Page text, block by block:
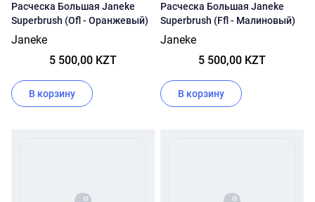
Расческа Большая Janeke
Superbrush (Ofl - Оранжевый)
Janeke
5 500,00 KZT
В корзину
Расческа Большая Janeke
Superbrush (Ffl - Малиновый)
Janeke
5 500,00 KZT
В корзину